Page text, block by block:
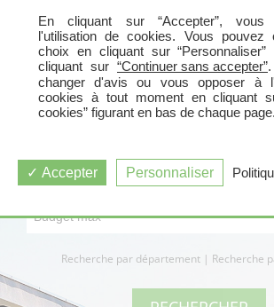
HABITER ou
Recherche par département | Recherche
En cliquant sur “Accepter”,
l'utilisation de cookies. Vous pouvez
choix en cliquant sur
cliquant sur “Continuer sans accepter”
changer d'avis ou vous opposer à
cookies à tout moment en cliquant
cookies” figurant en bas de chaque page.
Accepter Personnaliser